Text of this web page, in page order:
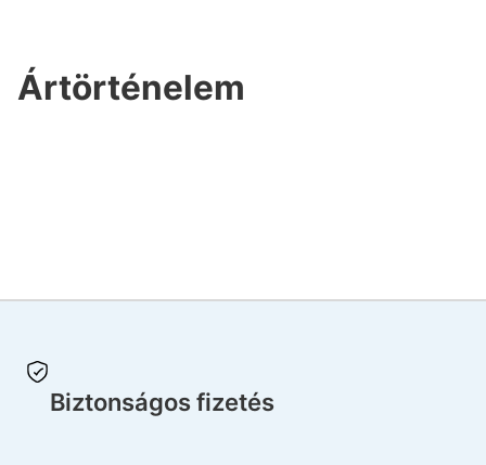
Ártörténelem
Biztonságos fizetés